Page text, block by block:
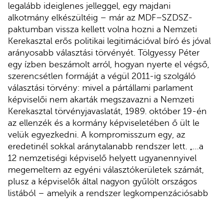
legalább ideiglenes jelleggel, egy majdani
alkotmány elkészültéig – már az MDF–SZDSZ-
paktumban vissza kellett volna hozni a Nemzeti
Kerekasztal erős politikai legitimációval bíró és jóval
arányosabb választási törvényét. Tölgyessy Péter
egy ízben beszámolt arról, hogyan nyerte el végső,
szerencsétlen formáját a végül 2011-ig szolgáló
választási törvény: mivel a pártállami parlament
képviselői nem akarták megszavazni a Nemzeti
Kerekasztal törvényjavaslatát, 1989. október 19-én
az ellenzék és a kormány képviseletében ő ült le
velük egyezkedni. A kompromisszum egy, az
eredetinél sokkal aránytalanabb rendszer lett. „…a
12 nemzetiségi képviselő helyett ugyanennyivel
megemeltem az egyéni választókerületek számát,
plusz a képviselők által nagyon gyűlölt országos
listából – amelyik a rendszer legkompenzációsabb